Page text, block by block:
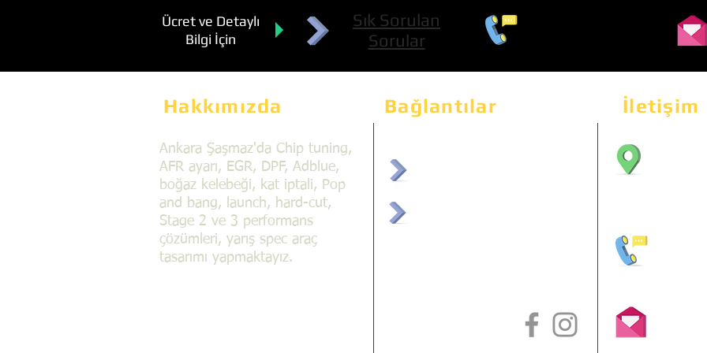
Ücret ve Detaylı
Bilgi İçin
Sık Sorulan
Sorular
Hakkımızda Bağlantılar İletişim
Ankara Şaşmaz'da Chip tuning,
AFR ayarı, EGR, DPF, Adblue,
boğaz kelebeği, kat iptali, Pop
and bang, launch, hard-cut,
Stage 2 ve 3 performans
çözümleri, yarış spec araç
tasarımı yapmaktayız.